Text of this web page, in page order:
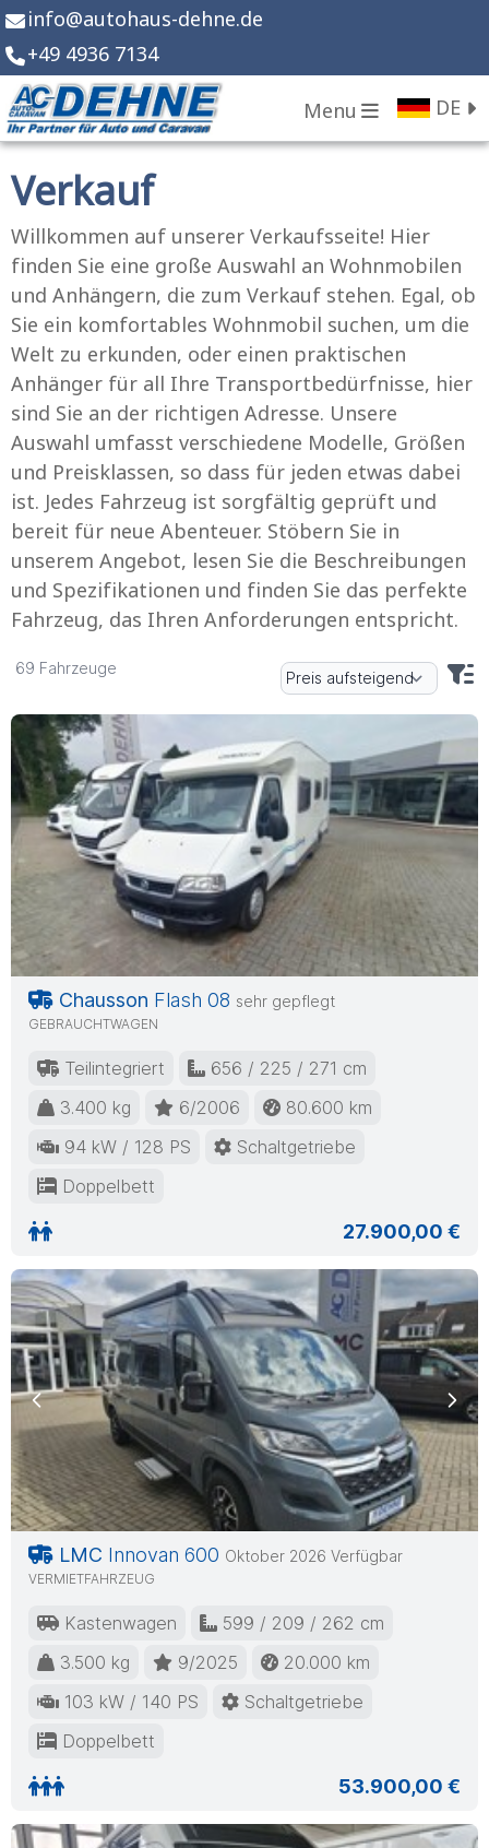
Menu
info@autohaus-dehne.de
+49 4936 7134
DE
Verkauf
Willkommen auf unserer Verkaufsseite! Hier
finden Sie eine große Auswahl an Wohnmobilen
und Anhängern, die zum Verkauf stehen. Egal, ob
Sie ein komfortables Wohnmobil suchen, um die
Welt zu erkunden, oder einen praktischen
Anhänger für all Ihre Transportbedürfnisse, hier
sind Sie an der richtigen Adresse. Unsere
Auswahl umfasst verschiedene Modelle, Größen
und Preisklassen, so dass für jeden etwas dabei
ist. Jedes Fahrzeug ist sorgfältig geprüft und
bereit für neue Abenteuer. Stöbern Sie in
unserem Angebot, lesen Sie die Beschreibungen
und Spezifikationen und finden Sie das perfekte
Fahrzeug, das Ihren Anforderungen entspricht.
69 Fahrzeuge
Chausson Flash 08 sehr gepflegt
GEBRAUCHTWAGEN
Teilintegriert
656 / 225 / 271 cm
3.400 kg
6/2006
80.600 km
94 kW / 128 PS
Schaltgetriebe
Doppelbett
27.900,00 €
Previous Next
LMC Innovan 600 Oktober 2026 Verfügbar
VERMIETFAHRZEUG
Kastenwagen
599 / 209 / 262 cm
3.500 kg
9/2025
20.000 km
103 kW / 140 PS
Schaltgetriebe
Doppelbett
53.900,00 €